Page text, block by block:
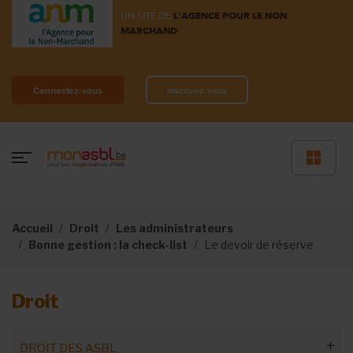
UN SITE DE L'AGENCE POUR LE NON
MARCHAND
Connectez-vous Inscrivez-vous
Accueil Droit
Les administrateurs
Bonne gestion : la check-list
Le devoir de réserve
Droit
DROIT DES ASBL